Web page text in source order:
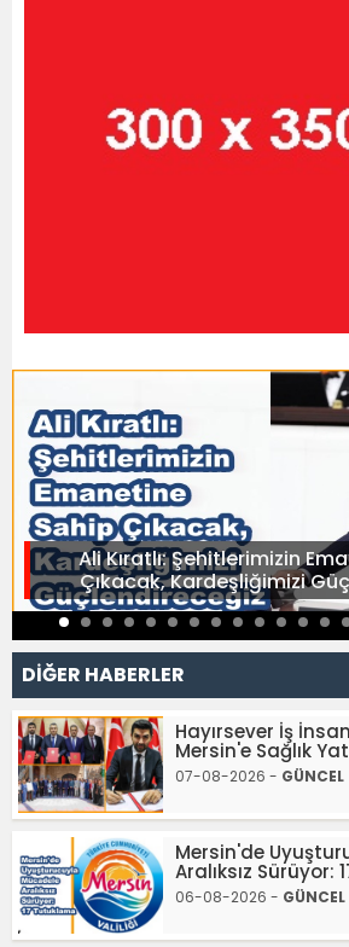
Ali Kıratlı: Şehitlerimizin
Çıkacak, Kardeşliğimizi
DİĞER HABERLER
Hayırsever İş
Mersin'e Sağlık
07-08-2026 - GÜNCEL
Mersin'de
Aralıksız Sürüyor:
06-08-2026 - GÜNCEL